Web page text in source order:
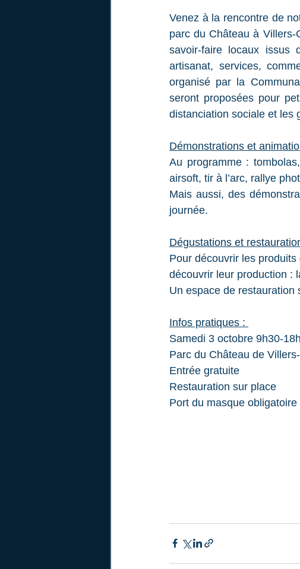
Venez à la rencontre de
parc du Château à
savoir-faire locaux issus
artisanat, services,
organisé par la
seront proposées pour
distanciation sociale et les
Démonstrations et
Au programme :
airsoft, tir à l’arc, rallye
Mais aussi, des
journée.
Dégustations et
Pour découvrir les
découvrir leur production :
Un espace de restauration
Infos pratiques :
Samedi 3 octobre 9h30-
Parc du Château de
Entrée gratuite
Restauration sur place
Port du masque obligatoire